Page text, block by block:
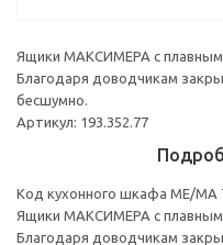
Ящики МАКСИМЕРА с плавным
Благодаря доводчикам
бесшумно.
Артикул: 193.352.77
Код кухонного шкафа ME/MA
Ящики МАКСИМЕРА с плавным
Благодаря доводчикам